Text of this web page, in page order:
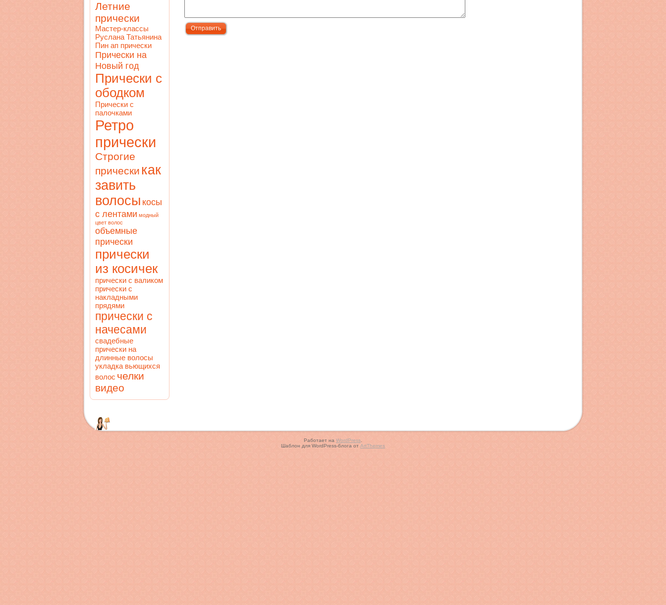
Летние
прически
Мастер-классы
Руслана Татьянина
Пин ап прически
Прически на
Новый год
Прически с
ободком
Прически с
палочками
Ретро
прически
Строгие
прически как
завить
волосы косы
с лентами модный
цвет волос
объемные
прически
прически
из косичек
прически с валиком
прически с
накладными
прядями
прически с
начесами
свадебные
прически на
длинные волосы
укладка вьющихся
волос челки
видео
Работает на WordPress
Шаблон для WordPress-блога от ArtThemes